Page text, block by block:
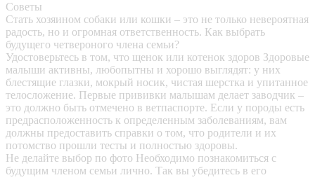
Советы
Стать хозяином собаки или кошки – это не только невероятная
радость, но и огромная ответственность. Как выбрать
будущего четвероного члена семьи?
Удостоверьтесь в том, что щенок или котенок здоров Здоровые
малыши активны, любопытны и хорошо выглядят: у них
блестящие глазки, мокрый носик, чистая шерстка и упитанное
телосложение. Первые прививки малышам делает заводчик –
это должно быть отмечено в ветпаспорте. Если у породы есть
предрасположенность к определенным заболеваниям, вам
должны предоставить справки о том, что родители и их
потомство прошли тесты и полностью здоровы.
Не делайте выбор по фото Необходимо познакомиться с
будущим членом семьи лично. Так вы убедитесь в его